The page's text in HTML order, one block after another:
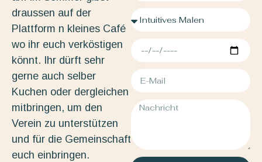
draussen auf der
Plattform n kleines Café
wo ihr euch verköstigen
könnt. Ihr dürft sehr
gerne auch selber
Kuchen oder dergleichen
mitbringen, um den
Verein zu unterstützen
und für die Gemeinschaft
euch einbringen.